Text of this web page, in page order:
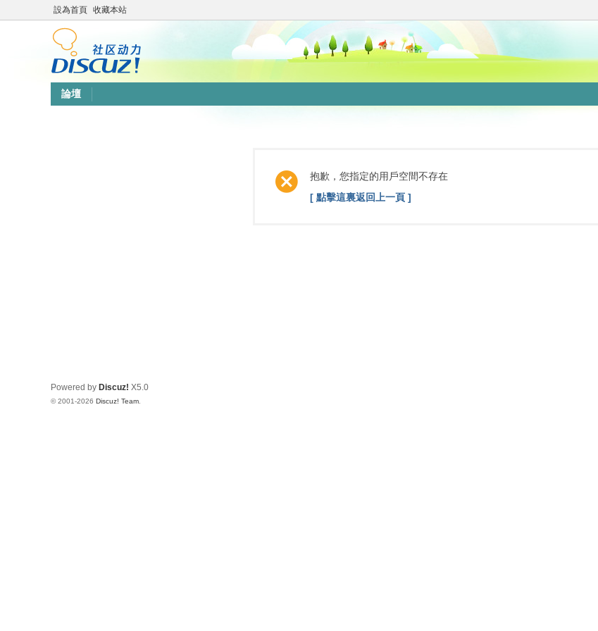
設為首頁 收藏本站
論壇
抱歉，您指定的用戶空間不存在
[ 點擊這裏返回上一頁 ]
Powered by Discuz! X5.0
© 2001-2026 Discuz! Team